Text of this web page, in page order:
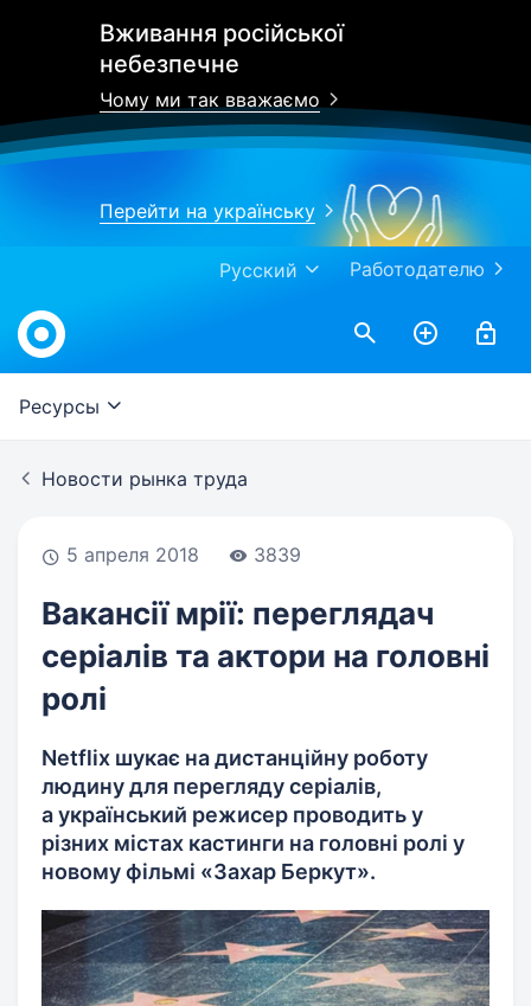
Вживання російської
небезпечне
Чому ми так вважаємо
Перейти на українську
Работодателю
Русский
Work.ua
Ресурсы
Новости рынка труда
5 апреля 2018 3839
Вакансії мрії: переглядач
серіалів та актори на головні
ролі
Netflix шукає на дистанційну роботу
людину для перегляду серіалів,
а український режисер проводить у
різних містах кастинги на головні ролі у
новому фільмі «Захар Беркут».